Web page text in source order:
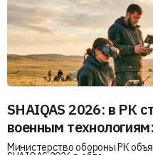
SHAIQAS 2026: в РК
военным
Министерство обороны РК